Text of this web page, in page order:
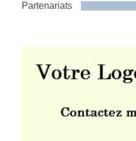
Partenariats